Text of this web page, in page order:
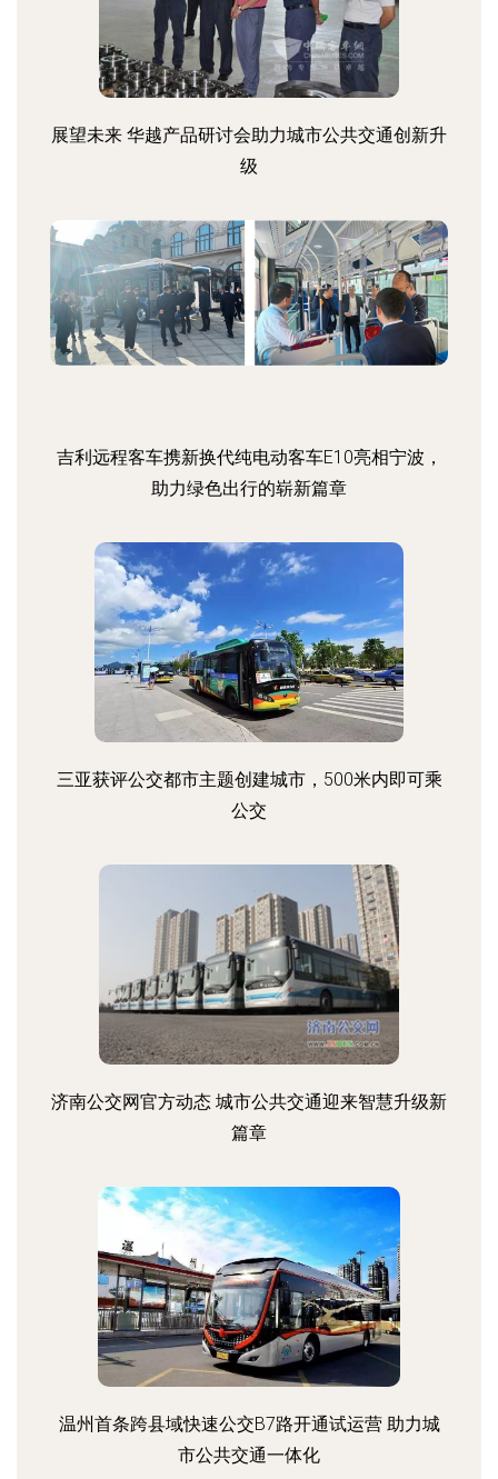
展望未来 华越产品研讨会助力城市公共交通创新升
级
吉利远程客车携新换代纯电动客车E10亮相宁波，
助力绿色出行的崭新篇章
三亚获评公交都市主题创建城市，500米内即可乘
公交
济南公交网官方动态 城市公共交通迎来智慧升级新
篇章
温州首条跨县域快速公交B7路开通试运营 助力城
市公共交通一体化